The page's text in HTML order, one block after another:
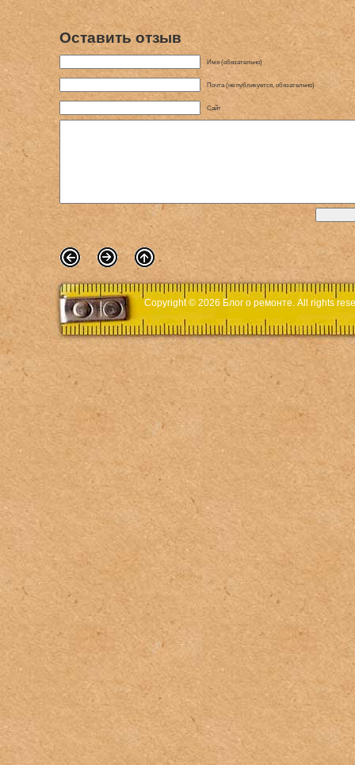
Оставить отзыв
Имя (обязательно)
Почта (не публикуется, обязательно)
Сайт
Copyright © 2026 Блог о ремонте. All rights